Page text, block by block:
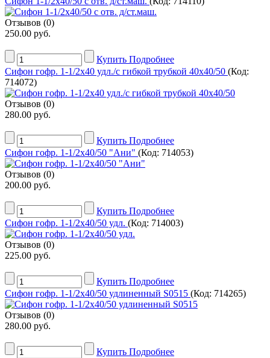
Отзывов (0)
250.00 руб.
Купить Подробнее
Сифон гофр. 1-1/2х40 удл./с гибкой трубкой 40х40/50 (Код:
714072)
Отзывов (0)
280.00 руб.
Купить Подробнее
Сифон гофр. 1-1/2х40/50 "Ани" (Код: 714053)
Отзывов (0)
200.00 руб.
Купить Подробнее
Сифон гофр. 1-1/2х40/50 удл. (Код: 714003)
Отзывов (0)
225.00 руб.
Купить Подробнее
Сифон гофр. 1-1/2х40/50 удлиненный S0515 (Код: 714265)
Отзывов (0)
280.00 руб.
Купить Подробнее